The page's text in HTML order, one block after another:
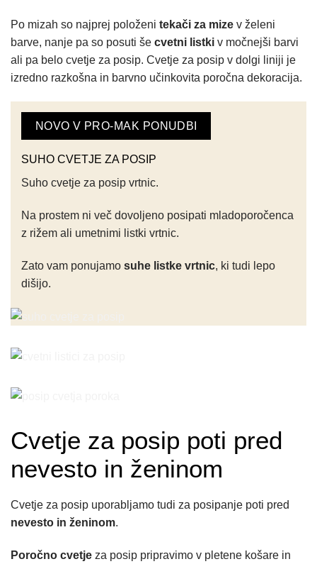
Po mizah so najprej položeni tekači za mize v želeni
barve, nanje pa so posuti še cvetni listki v močnejši barvi
ali pa belo cvetje za posip. Cvetje za posip v dolgi liniji je
izredno razkošna in barvno učinkovita poročna dekoracija.
NOVO V PRO-MAK PONUDBI
SUHO CVETJE ZA POSIP
Suho cvetje za posip vrtnic.
Na prostem ni več dovoljeno posipati mladoporočenca
z rižem ali umetnimi listki vrtnic.
Zato vam ponujamo suhe listke vrtnic, ki tudi lepo
dišijo.
Cvetje za posip poti pred
nevesto in ženinom
Cvetje za posip uporabljamo tudi za posipanje poti pred
nevesto in ženinom.
Poročno cvetje za posip pripravimo v pletene košare in